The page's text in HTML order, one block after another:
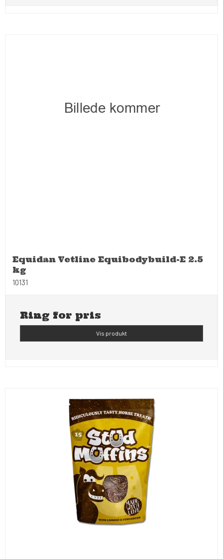
Equidan Vetline Equibodybuild-E 2.5
kg
10131
Ring for pris
Vis produkt